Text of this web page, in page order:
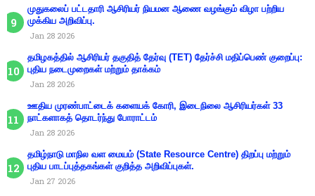
முதுகலைப் பட்டதாரி ஆசிரியர் நியமன ஆணை வழங்கும் விழா பற்றிய
முக்கிய அறிவிப்பு.
Jan 28 2026
தமிழகத்தில் ஆசிரியர் தகுதித் தேர்வு (TET) தேர்ச்சி மதிப்பெண் குறைப்பு:
புதிய நடைமுறைகள் மற்றும் தாக்கம்
Jan 28 2026
ஊதிய முரண்பாட்டைக் களையக் கோரி, இடைநிலை ஆசிரியர்கள் 33
நாட்களாகத் தொடர்ந்து போராட்டம்
Jan 28 2026
தமிழ்நாடு மாநில வள மையம் (State Resource Centre) திறப்பு மற்றும்
புதிய பாடப்புத்தகங்கள் குறித்த அறிவிப்புகள்.
Jan 27 2026